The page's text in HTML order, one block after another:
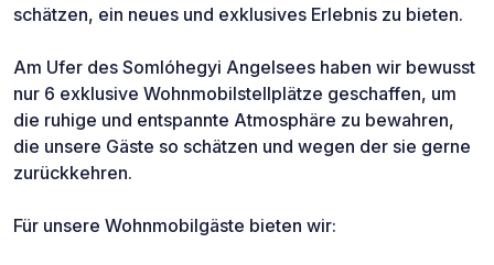
schätzen, ein neues und exklusives Erlebnis zu bieten.
Am Ufer des Somlóhegyi Angelsees haben wir bewusst
nur 6 exklusive Wohnmobilstellplätze geschaffen, um
die ruhige und entspannte Atmosphäre zu bewahren,
die unsere Gäste so schätzen und wegen der sie gerne
zurückkehren.
Für unsere Wohnmobilgäste bieten wir: